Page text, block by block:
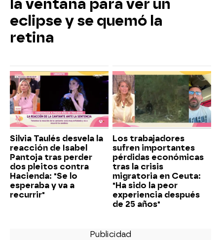
la ventana para ver un
eclipse y se quemó la
retina
Silvia Taulés desvela la
reacción de Isabel
Pantoja tras perder
dos pleitos contra
Hacienda: "Se lo
esperaba y va a
recurrir"
Los trabajadores
sufren importantes
pérdidas económicas
tras la crisis
migratoria en Ceuta:
"Ha sido la peor
experiencia después
de 25 años"